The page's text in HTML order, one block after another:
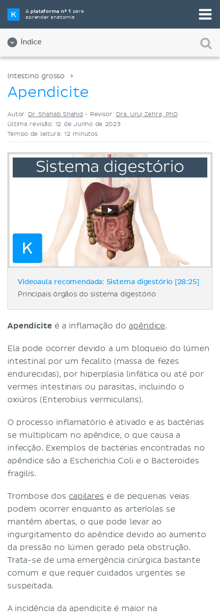
Aplataforma nº 1 para
aprender anatomia
Índice
Selecione a sua ferramenta de estudo favorita
Videoaulas
Intestino grosso
Apendicite
Autor: Dr. Shahab Shahid • Revisor: Dra. Uruj Zehra, PhD
Última revisão: 12 de Junho de 2023
Tempo de leitura: 12 minutos
Videoaula recomendada: Sistema digestório [28:25]
Principais órgãos do sistema digestório
Apendicite é a inflamação do apêndice.
Ela pode ocorrer devido a um bloqueio do lúmen
intestinal por um fecalito (massa de fezes
endurecidas), por hiperplasia linfática ou até por
vermes intestinais ou parasitas, incluindo o
oxiúros (Enterobius vermicularis).
O processo inflamatório é ativado e as bactérias
se multiplicam no apêndice, o que causa a
infecção. Exemplos de bactérias encontradas no
apêndice são a Escherichia Coli e o Bacteroides
fragilis.
Trombose dos capilares e de pequenas veias
podem ocorrer enquanto as arteríolas se
mantêm abertas, o que pode levar ao
ingurgitamento do apêndice devido ao aumento
da pressão no lúmen gerado pela obstrução.
Trata-se de uma emergência cirúrgica bastante
comum e que requer cuidados urgentes se
suspeitada.
A incidência da apendicite é maior na